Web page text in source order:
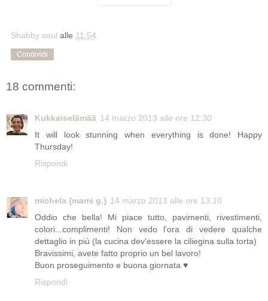
Shabby soul alle 11:54
Condividi
18 commenti:
Kukkaiselämää 14 marzo 2013 alle ore 12:30
It will look stunning when everything is done! Happy
Thursday!
Rispondi
michela {mami g.} 14 marzo 2013 alle ore 13:10
Oddio che bella! Mi piace tutto, pavimenti, rivestimenti,
colori...complimenti! Non vedo l'ora di vedere qualche
dettaglio in più (la cucina dev'essere la ciliegina sulla torta)
Bravissimi, avete fatto proprio un bel lavoro!
Buon proseguimento e buona giornata ♥
Rispondi